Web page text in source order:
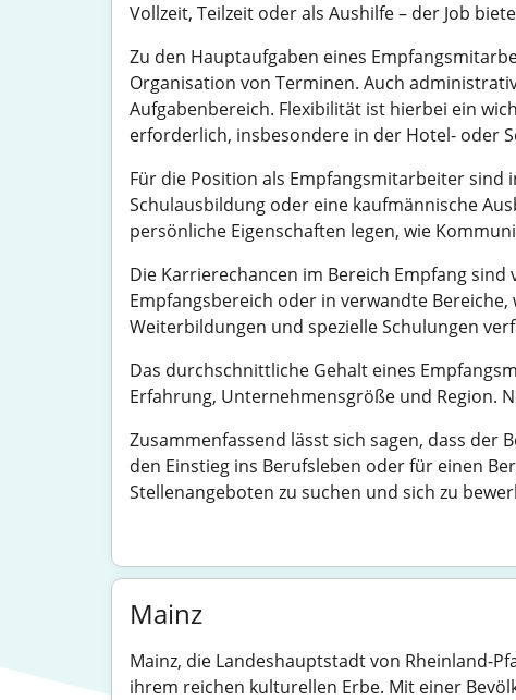
Vollzeit, Teilzeit oder als Aushilfe – der Job
Zu den Hauptaufgaben eines
Organisation von Terminen. Auch
Aufgabenbereich. Flexibilität ist hierbei ein
erforderlich, insbesondere in der Hotel- oder
Für die Position als Empfangsmitarbeiter sind
Schulausbildung oder eine kaufmännische
persönliche Eigenschaften legen, wie
Die Karrierechancen im Bereich Empfang
Empfangsbereich oder in verwandte
Weiterbildungen und spezielle Schulungen
Das durchschnittliche Gehalt eines
Erfahrung, Unternehmensgröße und Region.
Zusammenfassend lässt sich sagen, dass
den Einstieg ins Berufsleben oder für einen
Stellenangeboten zu suchen und sich zu
Mainz
Mainz, die Landeshauptstadt von Rheinland-
ihrem reichen kulturellen Erbe. Mit einer